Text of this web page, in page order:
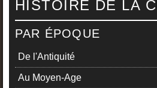
HISTOIRE DE LA
PAR ÉPOQUE
De l'Antiquité
Au Moyen-Age